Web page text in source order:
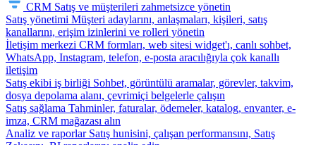
CRM Satış ve müşterileri zahmetsizce yönetin
Satış yönetimi Müşteri adaylarını, anlaşmaları, kişileri, satış
kanallarını, erişim izinlerini ve rolleri yönetin
İletişim merkezi CRM formları, web sitesi widget'ı, canlı sohbet,
WhatsApp, Instagram, telefon, e-posta aracılığıyla çok kanallı
iletişim
Satış ekibi iş birliği Sohbet, görüntülü aramalar, görevler, takvim,
dosya depolama alanı, çevrimiçi belgelerle çalışın
Satış sağlama Tahminler, faturalar, ödemeler, katalog, envanter, e-
imza, CRM mağazası alın
Analiz ve raporlar Satış hunisini, çalışan performansını, Satış